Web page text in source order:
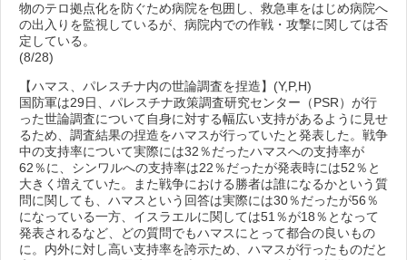
物のテロ拠点化を防ぐため病院を包囲し、救急車をはじめ病院へ
の出入りを監視しているが、病院内での作戦・攻撃に関しては否
定している。
(8/28)
【ハマス、パレスチナ内の世論調査を捏造】(Y,P,H)
国防軍は29日、パレスチナ政策調査研究センター（PSR）が行
った世論調査について自身に対する幅広い支持があるように見せ
るため、調査結果の捏造をハマスが行っていたと発表した。戦争
中の支持率について実際には32％だったハマスへの支持率が
62％に、シンワルへの支持率は22％だったが発表時には52％と
大きく増えていた。また戦争における勝者は誰になるかという質
問に関しても、ハマスという回答は実際には30％だったが56％
になっている一方、イスラエルに関しては51％が18％となって
発表されるなど、どの質問でもハマスにとって都合の良いもの
に。内外に対し高い支持率を誇示ため、ハマスが行ったものだと